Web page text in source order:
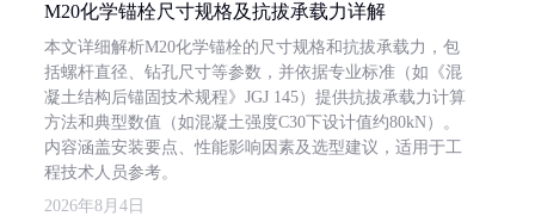
M20化学锚栓尺寸规格及抗拔承载力详解
本文详细解析M20化学锚栓的尺寸规格和抗拔承载力，包
括螺杆直径、钻孔尺寸等参数，并依据专业标准（如《混
凝土结构后锚固技术规程》JGJ 145）提供抗拔承载力计算
方法和典型数值（如混凝土强度C30下设计值约80kN）。
内容涵盖安装要点、性能影响因素及选型建议，适用于工
程技术人员参考。
2026年8月4日